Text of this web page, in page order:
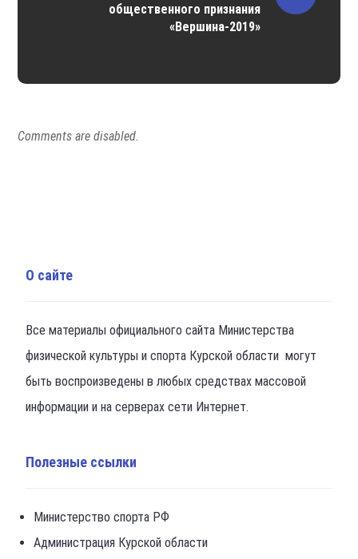
общественного признания
«Вершина-2019»
Comments are disabled.
О сайте
Все материалы официального сайта Министерства
физической культуры и спорта Курской области могут
быть воспроизведены в любых средствах массовой
информации и на серверах сети Интернет.
Полезные ссылки
Министерство спорта РФ
Администрация Курской области